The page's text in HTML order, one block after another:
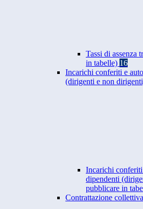
Tassi di assenza
in tabelle) 16
Incarichi conferiti e
(dirigenti e non
Incarichi
dipendenti
pubblicare in
Contrattazione collettiva